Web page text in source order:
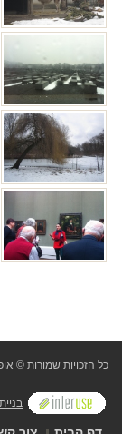
כל הזכויות שמורות ©